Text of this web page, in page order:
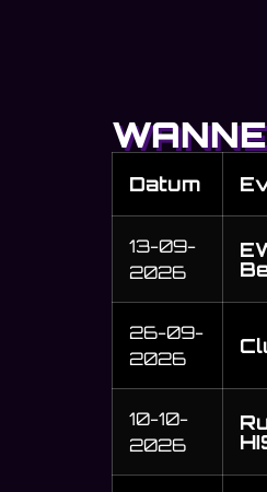
Datum
13-09-
2026
26-09-
2026
10-10-
2026